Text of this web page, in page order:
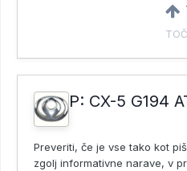
P: CX-5 G194
Preveriti, če je vse tako kot
zgolj informativne narave, v